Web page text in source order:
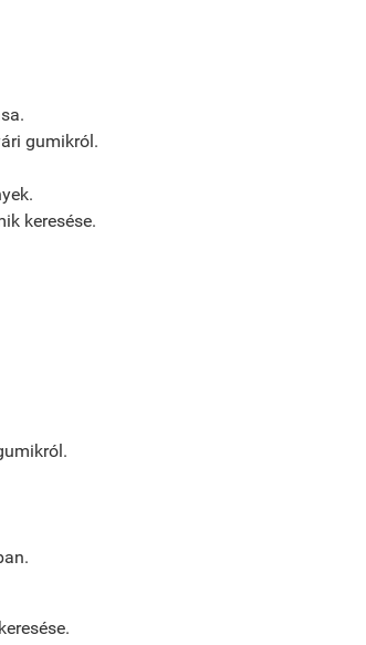
gumikról.
keresése.